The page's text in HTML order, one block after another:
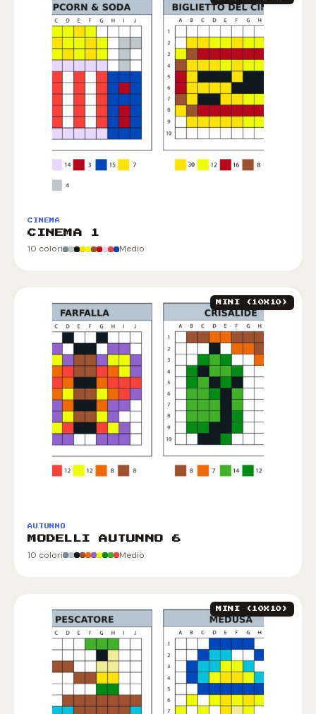
CINEMA
CINEMA 1
10 colori Medio
MINI (10X10)
AUTUNNO
MODELLI AUTUNNO 6
10 colori Medio
MINI (10X10)